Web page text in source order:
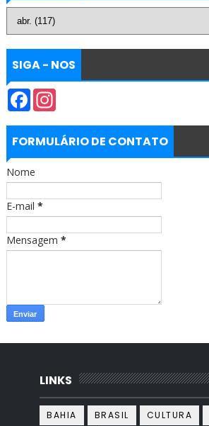
SIGA - NOS
F
e
b
o
k
I
t
a
r
m
FORMULÁRIO DE CONTATO
Nome
E-mail *
Mensagem *
LINKS
BAHIA BRASIL CULTURA